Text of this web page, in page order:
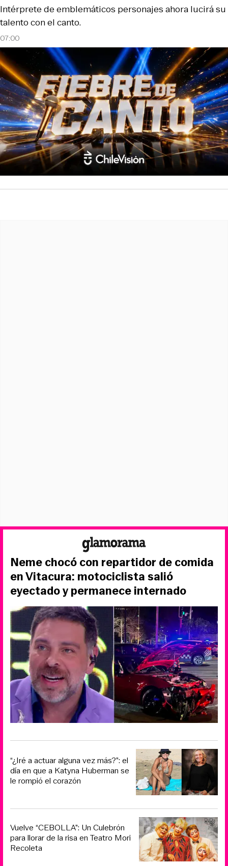
07:00
Intérprete de emblemáticos personajes ahora lucirá su
talento con el canto.
Neme chocó con repartidor de comida
en Vitacura: motociclista salió
eyectado y permanece internado
“¿Iré a actuar alguna vez más?”: el
día en que a Katyna Huberman se
le rompió el corazón
Vuelve “CEBOLLA”: Un Culebrón
para llorar de la risa en Teatro Mori
Recoleta